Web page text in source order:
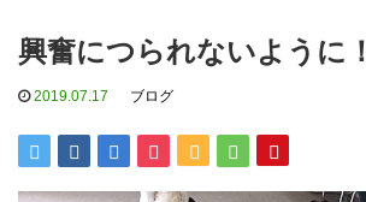
興奮につられないように！
2019.07.17 ブログ